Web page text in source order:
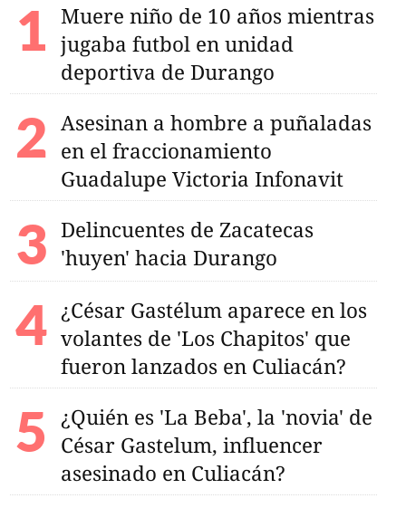
Muere niño de 10 años mientras
jugaba futbol en unidad
deportiva de Durango
Asesinan a hombre a puñaladas
en el fraccionamiento
Guadalupe Victoria Infonavit
Delincuentes de Zacatecas
'huyen' hacia Durango
¿César Gastélum aparece en los
volantes de 'Los Chapitos' que
fueron lanzados en Culiacán?
¿Quién es 'La Beba', la 'novia' de
César Gastelum, influencer
asesinado en Culiacán?